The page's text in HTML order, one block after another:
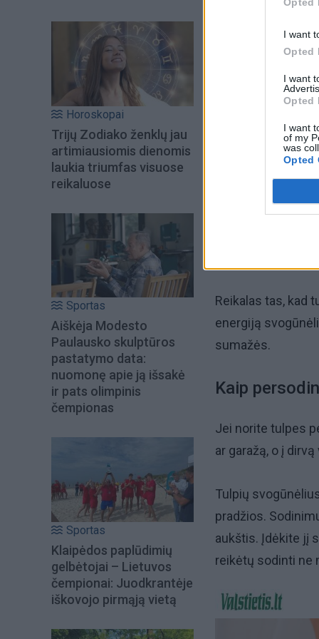
I want
Opted
I want
Opted
I want
of my
was
Opted
Horoskopai
Trijų Zodiako ženklų jau
artimiausiomis dienomis
laukia triumfas visuose
reikaluose
Sportas
Aiškėja Modesto
Paulausko skulptūros
pastatymo data:
nuomonę apie ją išsakė
ir pats olimpinis
čempionas
Sportas
Klaipėdos paplūdimių
gelbėtojai – Lietuvos
čempionai: Juodkrantėje
iškovojo pirmąją vietą
Reikalas tas, kad
energiją
sumažės.
Kaip
Jei norite tulpes
ar garažą, o į
Tulpių
pradžios.
aukštis. Įdėkite jį
reikėtų sodinti ne